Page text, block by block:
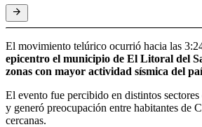
El movimiento telúrico ocurrió hacia las
epicentro el municipio de El Litoral del
zonas con mayor actividad sísmica del
El evento fue percibido en distintos
y generó preocupación entre habitantes de
cercanas.